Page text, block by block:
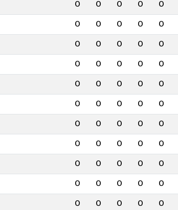
0 0 0 0 0
0 0 0 0 0
0 0 0 0 0
0 0 0 0 0
0 0 0 0 0
0 0 0 0 0
0 0 0 0 0
0 0 0 0 0
0 0 0 0 0
0 0 0 0 0
0 0 0 0 0